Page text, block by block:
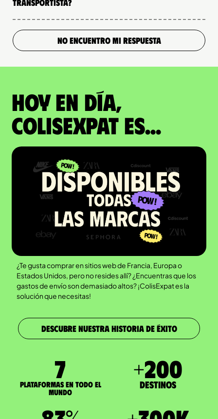
transportista?
NO ENCUENTRO MI RESPUESTA
Hoy en día,
ColisExpat es...
¿Te gusta comprar en sitios web de Francia, Europa o
Estados Unidos, pero no resides allí? ¿Encuentras que los
gastos de envío son demasiado altos? ¡ColisExpat es la
solución que necesitas!
DESCUBRE NUESTRA HISTORIA DE ÉXITO
7
Plataformas en todo el
mundo
+200
Destinos